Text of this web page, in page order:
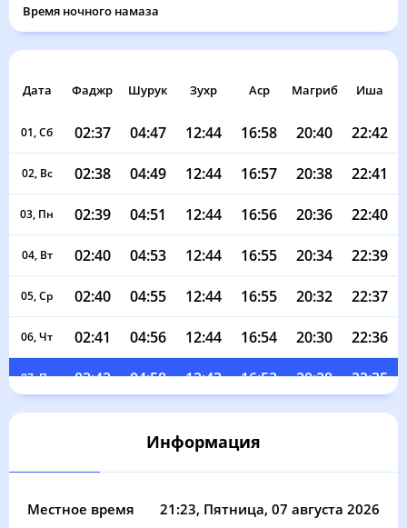
Время ночного намаза
Дата Фаджр Шурук Зухр Аср Магриб Иша
01, Сб 02:37 04:47 12:44 16:58 20:40 22:42
02, Вс 02:38 04:49 12:44 16:57 20:38 22:41
03, Пн 02:39 04:51 12:44 16:56 20:36 22:40
04, Вт 02:40 04:53 12:44 16:55 20:34 22:39
05, Ср 02:40 04:55 12:44 16:55 20:32 22:37
06, Чт 02:41 04:56 12:44 16:54 20:30 22:36
07, Пт 02:42 04:58 12:43 16:53 20:28 22:35
02:43 05:00 12:43 16:52 20:26 22:34
05:04 12:43 16:50 22:32
Информация
Местное время 21:23, Пятница, 07 августа 2026